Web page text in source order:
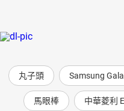
《搭便車不是一件隨機的事》
‧FACEBOOK
‧端傳媒 https://
‧轉角國際
https://global.udn.com/
丸子頭 Samsung
馬眼棒 中華菱利